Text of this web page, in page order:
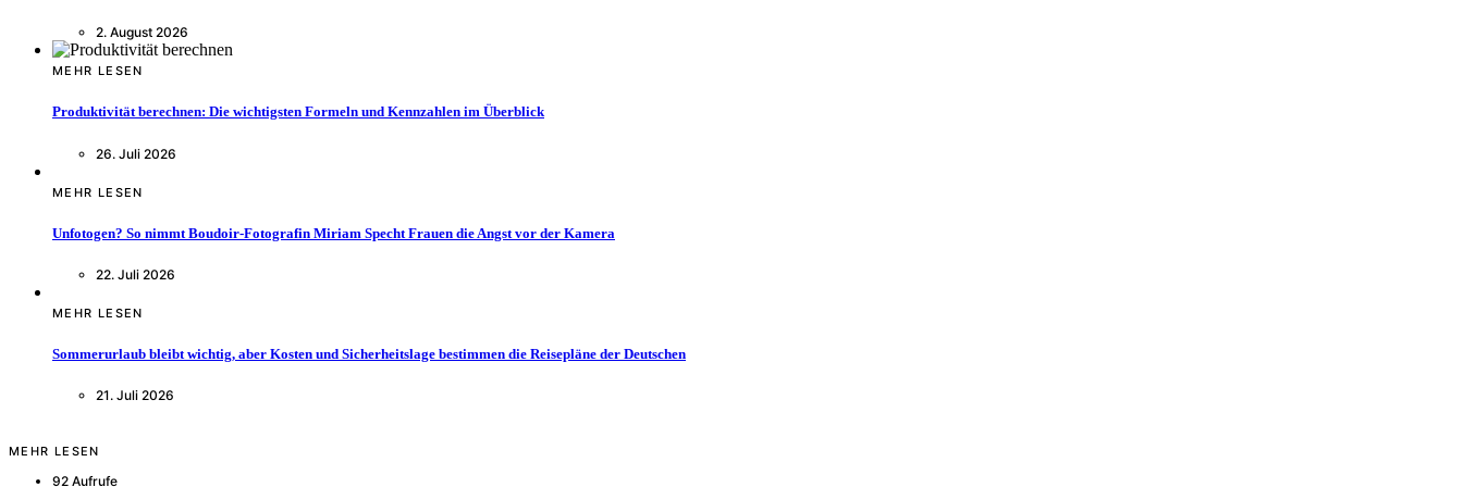
2. August 2026
MEHR LESEN
Produktivität berechnen: Die wichtigsten Formeln und Kennzahlen im Überblick
26. Juli 2026
MEHR LESEN
Unfotogen? So nimmt Boudoir-Fotografin Miriam Specht Frauen die Angst vor der Kamera
22. Juli 2026
MEHR LESEN
Sommerurlaub bleibt wichtig, aber Kosten und Sicherheitslage bestimmen die Reisepläne der Deutschen
21. Juli 2026
MEHR LESEN
92 Aufrufe